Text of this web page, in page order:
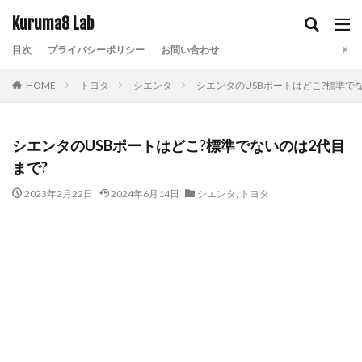
Kuruma8 Lab
目次 プライバシーポリシー お問い合わせ
HOME トヨタ シエンタ シエンタのUSBポートはどこ?標準で
シエンタのUSBポートはどこ?標準でないのは2代目
まで?
2023年2月22日 2024年6月14日 シエンタ, トヨタ